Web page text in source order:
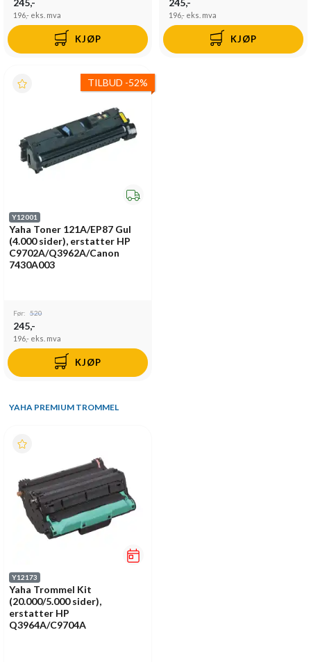
245,-
196,- eks. mva
KJØP
245,-
196,- eks. mva
KJØP
TILBUD -52%
Y12001
Yaha Toner 121A/EP87 Gul
(4.000 sider), erstatter HP
C9702A/Q3962A/Canon
7430A003
Før: 520
245,-
196,- eks. mva
KJØP
YAHA PREMIUM TROMMEL
Y12173
Yaha Trommel Kit
(20.000/5.000 sider),
erstatter HP
Q3964A/C9704A